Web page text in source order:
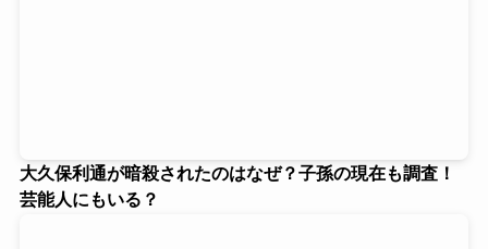
大久保利通が暗殺されたのはなぜ？子孫の現在も調査！
芸能人にもいる？